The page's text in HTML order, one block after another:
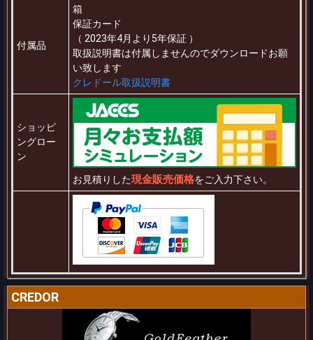
付属品
箱
保証カード
（ 2023年4月より5年保証 ）
取扱説明書は付属しませんのでダウンロードお願
い致します
クレドール取扱説明書
ショッピ
ングロー
ン
お見積りした現金販売価格をご入力下さい。
CREDOR